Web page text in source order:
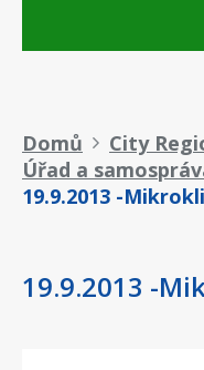
Drobečková
navigace
Domů City
Úřad a
19.9.2013 -
19.9.2013 -